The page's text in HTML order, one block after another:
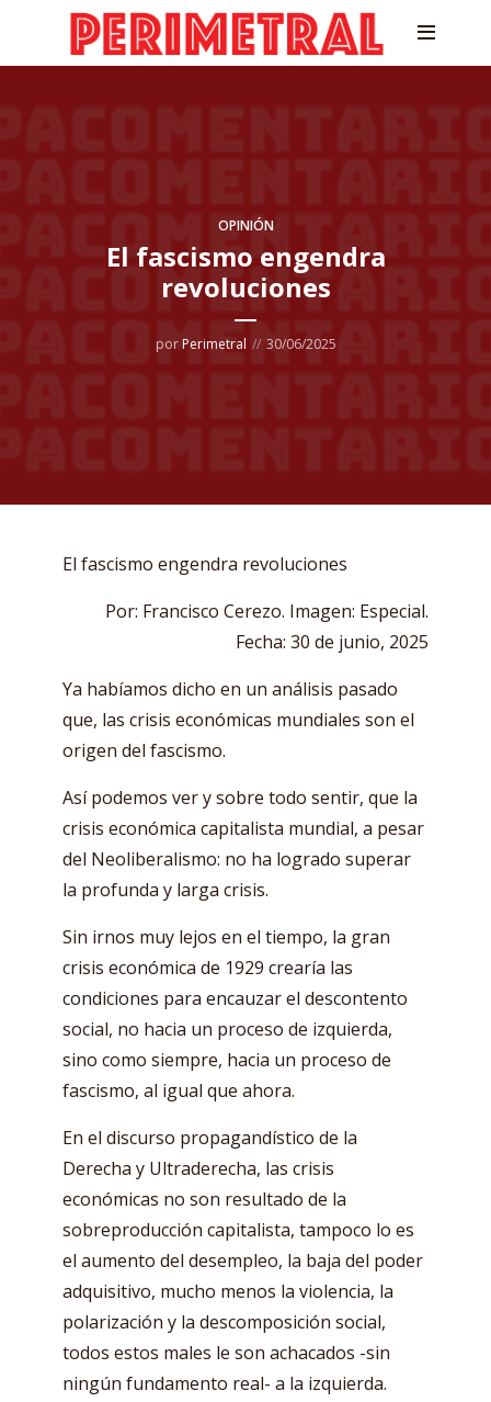
OPINIÓN
El fascismo engendra
revoluciones
por Perimetral 30/06/2025
El fascismo engendra revoluciones
Por: Francisco Cerezo. Imagen: Especial.
Fecha: 30 de junio, 2025
Ya habíamos dicho en un análisis pasado
que, las crisis económicas mundiales son el
origen del fascismo.
Así podemos ver y sobre todo sentir, que la
crisis económica capitalista mundial, a pesar
del Neoliberalismo: no ha logrado superar
la profunda y larga crisis.
Sin irnos muy lejos en el tiempo, la gran
crisis económica de 1929 crearía las
condiciones para encauzar el descontento
social, no hacia un proceso de izquierda,
sino como siempre, hacia un proceso de
fascismo, al igual que ahora.
En el discurso propagandístico de la
Derecha y Ultraderecha, las crisis
económicas no son resultado de la
sobreproducción capitalista, tampoco lo es
el aumento del desempleo, la baja del poder
adquisitivo, mucho menos la violencia, la
polarización y la descomposición social,
todos estos males le son achacados -sin
ningún fundamento real- a la izquierda.